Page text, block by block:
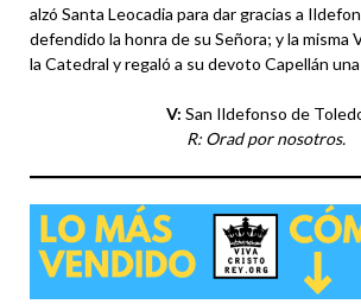
alzó Santa Leocadia para dar gracias a
defendido la honra de su Señora; y la misma
la Catedral y regaló a su devoto Capellán
V: San Ildefonso de
R: Orad por nosotros.